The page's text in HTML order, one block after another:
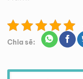
Chia sẽ:
Tìm